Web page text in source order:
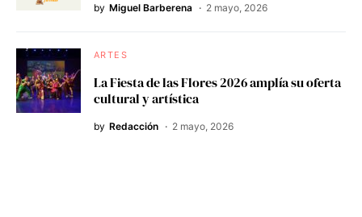
by Miguel Barberena 2 mayo, 2026
ARTES
La Fiesta de las Flores 2026 amplía su oferta
cultural y artística
by Redacción 2 mayo, 2026